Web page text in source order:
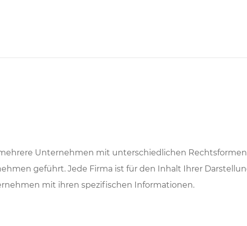
Unternehmen mit unterschiedlichen
geführt. Jede Firma ist für den Inhalt Ihrer
mit ihren spezifischen Informationen.